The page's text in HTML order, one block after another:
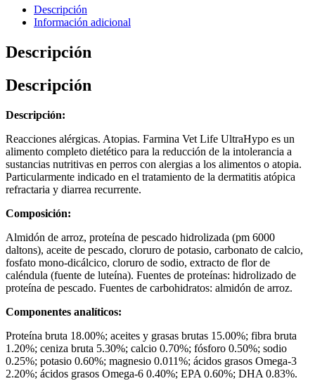
Descripción
Información adicional
Descripción
Descripción
Descripción:
Reacciones alérgicas. Atopias. Farmina Vet Life UltraHypo es un
alimento completo dietético para la reducción de la intolerancia a
sustancias nutritivas en perros con alergias a los alimentos o atopia.
Particularmente indicado en el tratamiento de la dermatitis atópica
refractaria y diarrea recurrente.
Composición:
Almidón de arroz, proteína de pescado hidrolizada (pm 6000
daltons), aceite de pescado, cloruro de potasio, carbonato de calcio,
fosfato mono-dicálcico, cloruro de sodio, extracto de flor de
caléndula (fuente de luteína). Fuentes de proteínas: hidrolizado de
proteína de pescado. Fuentes de carbohidratos: almidón de arroz.
Componentes analíticos:
Proteína bruta 18.00%; aceites y grasas brutas 15.00%; fibra bruta
1.20%; ceniza bruta 5.30%; calcio 0.70%; fósforo 0.50%; sodio
0.25%; potasio 0.60%; magnesio 0.011%; ácidos grasos Omega-3
2.20%; ácidos grasos Omega-6 0.40%; EPA 0.60%; DHA 0.83%.